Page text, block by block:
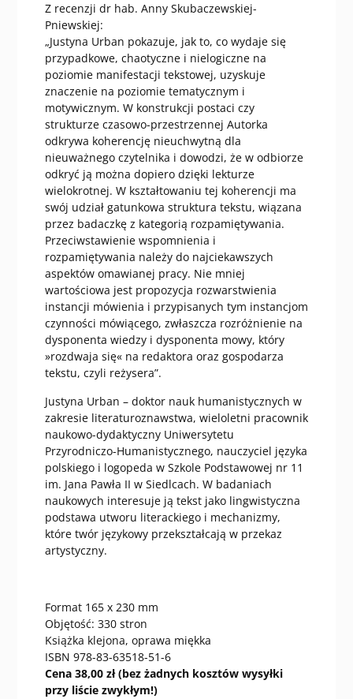
Z recenzji dr hab. Anny Skubaczewskiej-
Pniewskiej:
„Justyna Urban pokazuje, jak to, co wydaje się
przypadkowe, chaotyczne i nielogiczne na
poziomie manifestacji tekstowej, uzyskuje
znaczenie na poziomie tematycznym i
motywicznym. W konstrukcji postaci czy
strukturze czasowo-przestrzennej Autorka
odkrywa koherencję nieuchwytną dla
nieuważnego czytelnika i dowodzi, że w odbiorze
odkryć ją można dopiero dzięki lekturze
wielokrotnej. W kształtowaniu tej koherencji ma
swój udział gatunkowa struktura tekstu, wiązana
przez badaczkę z kategorią rozpamiętywania.
Przeciwstawienie wspomnienia i
rozpamiętywania należy do najciekawszych
aspektów omawianej pracy. Nie mniej
wartościowa jest propozycja rozwarstwienia
instancji mówienia i przypisanych tym instancjom
czynności mówiącego, zwłaszcza rozróżnienie na
dysponenta wiedzy i dysponenta mowy, który
»rozdwaja się« na redaktora oraz gospodarza
tekstu, czyli reżysera”.
Justyna Urban – doktor nauk humanistycznych w
zakresie literaturoznawstwa, wieloletni pracownik
naukowo-dydaktyczny Uniwersytetu
Przyrodniczo-Humanistycznego, nauczyciel języka
polskiego i logopeda w Szkole Podstawowej nr 11
im. Jana Pawła II w Siedlcach. W badaniach
naukowych interesuje ją tekst jako lingwistyczna
podstawa utworu literackiego i mechanizmy,
które twór językowy przekształcają w przekaz
artystyczny.
Format 165 x 230 mm
Objętość: 330 stron
Książka klejona, oprawa miękka
ISBN 978-83-63518-51-6
Cena 38,00 zł (bez żadnych kosztów wysyłki
przy liście zwykłym!)